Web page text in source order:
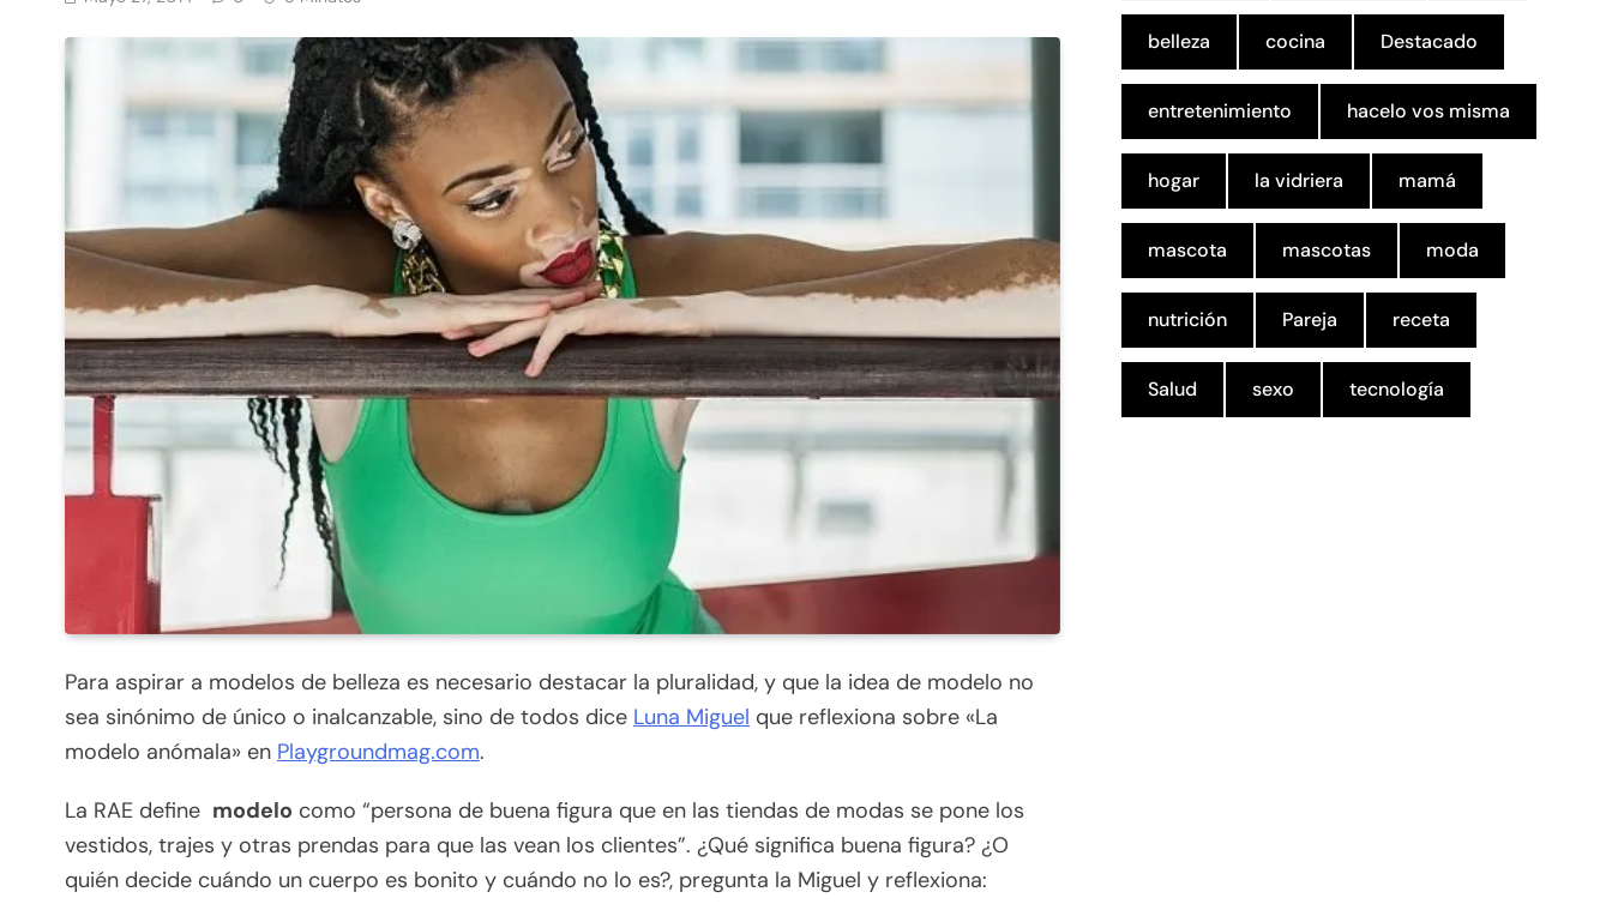
Para aspirar a modelos de belleza es necesario destacar la pluralidad, y que la idea de modelo no
sea sinónimo de único o inalcanzable, sino de todos dice Luna Miguel que reflexiona sobre «La
modelo anómala» en Playgroundmag.com.
La RAE define modelo como “persona de buena figura que en las tiendas de modas se pone los
vestidos, trajes y otras prendas para que las vean los clientes”. ¿Qué significa buena figura? ¿O
quién decide cuándo un cuerpo es bonito y cuándo no lo es?, pregunta la Miguel y reflexiona:
belleza cocina Destacado
entretenimiento hacelo vos misma
hogar la vidriera mamá
mascota mascotas moda
nutrición Pareja receta
Salud sexo tecnología